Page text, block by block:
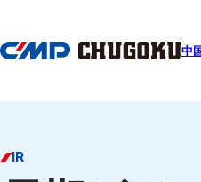
中
IR